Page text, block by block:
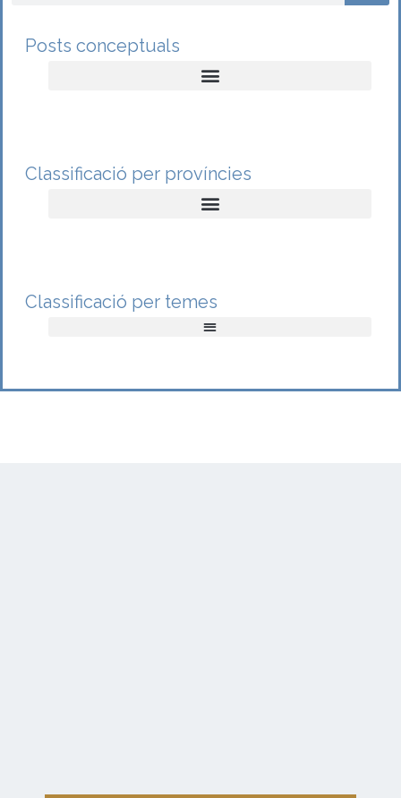
Posts conceptuals
Classificació per províncies
Classificació per temes